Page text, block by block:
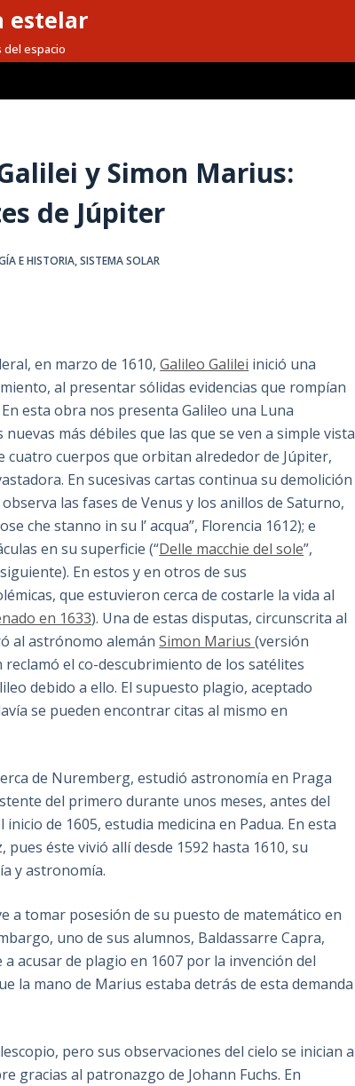
estelar
del espacio
y Simon Marius:
de Júpiter
E HISTORIA,SISTEMA SOLAR
en marzo de 1610,Galileo Galilei inició una
al presentar sólidas evidencias que rompían
esta obra nos presenta Galileo una Luna
más débiles que las que se ven a simple vista
cuatro cuerpos que orbitan alrededor de Júpiter,
En sucesivas cartas continua su demolición
las fases de Venus y los anillos de Saturno,
che stanno in su l’ acqua”, Florencia 1612); e
en su superficie (“Delle macchie del sole”,
En estos y en otros de sus
que estuvieron cerca de costarle la vida al
en 1633). Una de estas disputas, circunscrita al
al astrónomo alemánSimon Marius(versión
el co-descubrimiento de los satélites
debido a ello. El supuesto plagio, aceptado
se pueden encontrar citas al mismo en
de Nuremberg, estudió astronomía en Praga
del primero durante unos meses, antes del
de 1605, estudia medicina en Padua. En esta
éste vivió allí desde 1592 hasta 1610, su
y astronomía.
a tomar posesión de su puesto de matemático en
uno de sus alumnos, Baldassarre Capra,
acusar de plagio en 1607 por la invención del
la mano de Marius estaba detrás de esta demanda
pero sus observaciones del cielo se inician a
gracias al patronazgo de Johann Fuchs. En